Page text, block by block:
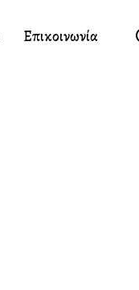
Επικοινωνία